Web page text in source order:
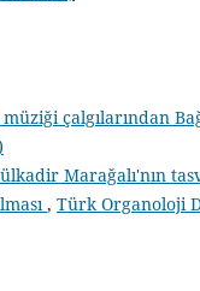
çalgılarından
Marağalı'nın
, Türk Organoloji